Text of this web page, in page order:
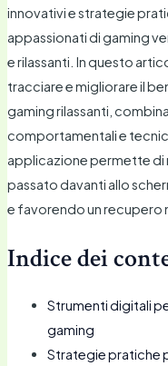
innovativi e strategie
appassionati di gaming
e rilassanti. In questo
tracciare e migliorare il
gaming rilassanti,
comportamentali e
applicazione permette di
passato davanti allo
e favorendo un recupero
Indice dei
Strumenti digitali
gaming
Strategie pratiche